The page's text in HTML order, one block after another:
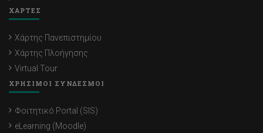
ΧΑΡΤΕΣ
Χάρτης Πανεπιστημίου
Χάρτης Πλοήγησης
Virtual Tour
ΧΡΗΣΙΜΟΙ ΣΥΝΔΕΣΜΟΙ
Φοιτητικό Portal (SIS)
eLearning (Moodle)